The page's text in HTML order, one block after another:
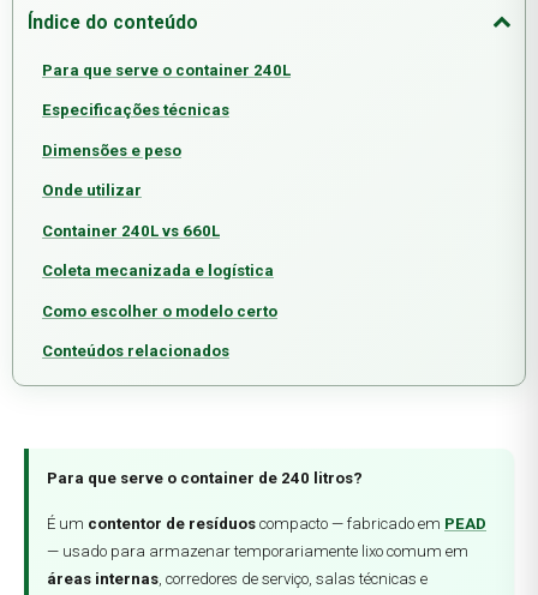
Índice do conteúdo
Para que serve o container 240L
Especificações técnicas
Dimensões e peso
Onde utilizar
Container 240L vs 660L
Coleta mecanizada e logística
Como escolher o modelo certo
Conteúdos relacionados
Para que serve o container de 240 litros?
É um contentor de resíduos compacto — fabricado em PEAD
— usado para armazenar temporariamente lixo comum em
áreas internas , corredores de serviço, salas técnicas e